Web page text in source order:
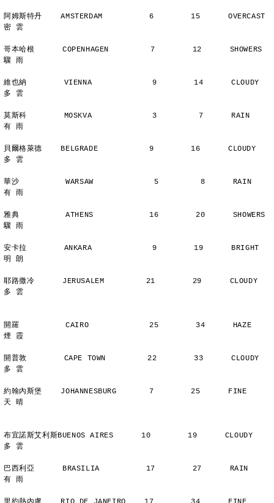
阿姆斯特丹    AMSTERDAM          6        15      OVERCAST
密 雲
哥本哈根      COPENHAGEN         7        12      SHOWERS
驟 雨
維也納        VIENNA             9        14      CLOUDY
多 雲
莫斯科        MOSKVA             3         7      RAIN
有 雨
貝爾格萊德    BELGRADE           9        16      CLOUDY
多 雲
華沙          WARSAW             5         8      RAIN
有 雨
雅典          ATHENS            16        20      SHOWERS
驟 雨
安卡拉        ANKARA             9        19      BRIGHT
明 朗
耶路撒冷      JERUSALEM         21        29      CLOUDY
多 雲
開羅          CAIRO             25        34      HAZE
煙 霞
開普敦        CAPE TOWN         22        33      CLOUDY
多 雲
約翰內斯堡    JOHANNESBURG       7        25      FINE
天 晴
布宜諾斯艾利斯BUENOS AIRES      10        19      CLOUDY
多 雲
巴西利亞      BRASILIA          17        27      RAIN
有 雨